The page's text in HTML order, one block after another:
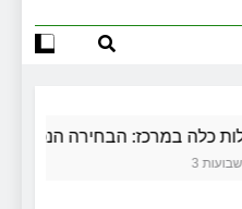
כלה במרכז: הבחירה הנכונה